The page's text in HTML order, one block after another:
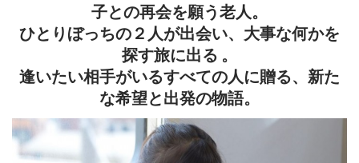
子との再会を願う老人。
ひとりぼっちの２人が出会い、大事な何かを
探す旅に出る 。
逢いたい相手がいるすべての人に贈る、新た
な希望と出発の物語。